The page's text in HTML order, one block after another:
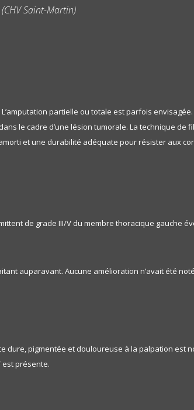
Saint-Martin)
partielle ou totale est parfois envisagée.
le cadre d’une lésion tumorale. La technique de
et une durabilité adéquate pour résister aux
de grade III/V du membre thoracique gauche
auparavant. Aucune amélioration n’avait été
dure, pigmentée et douloureuse à la palpation est
est présente.